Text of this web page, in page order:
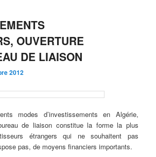
OUVERTURE
DE LIAISON
2012
modes d’investissements en Algérie,
de liaison constitue la forme la plus
étrangers qui ne souhaitent pas
pas, de moyens financiers importants.